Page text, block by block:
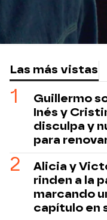
Las más vistas
Guillermo
Inés y
disculpa y
para
Alicia y
rinden a la
marcando
capítulo en